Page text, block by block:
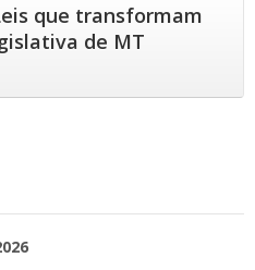
que transformam
de MT